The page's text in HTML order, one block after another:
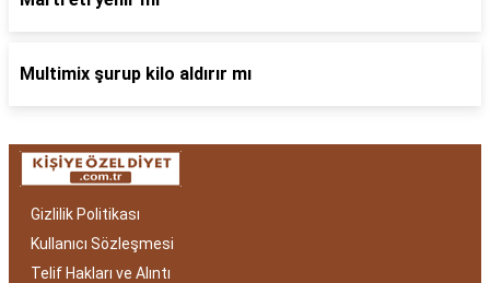
Multimix şurup kilo aldırır mı
Gizlilik Politikası
Kullanıcı Sözleşmesi
Telif Hakları ve Alıntı